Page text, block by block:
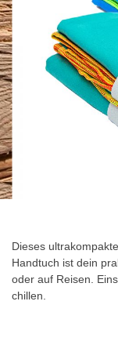
Dieses
Handtuch ist dein
oder auf Reisen.
chillen.